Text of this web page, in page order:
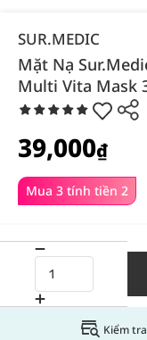
SUR.MEDIC
Mặt Nạ
Multi Vita Mask
Mua 3 tính tiền 2
39,000₫
Kiểm